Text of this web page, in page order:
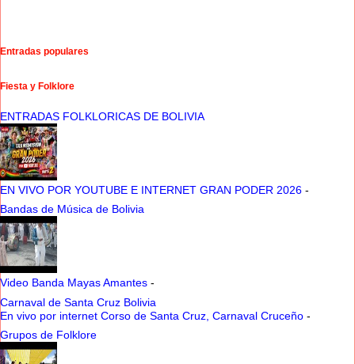
Entradas populares
Fiesta y Folklore
ENTRADAS FOLKLORICAS DE BOLIVIA
EN VIVO POR YOUTUBE E INTERNET GRAN PODER 2026 -
Bandas de Música de Bolivia
Video Banda Mayas Amantes -
Carnaval de Santa Cruz Bolivia
En vivo por internet Corso de Santa Cruz, Carnaval Cruceño -
Grupos de Folklore